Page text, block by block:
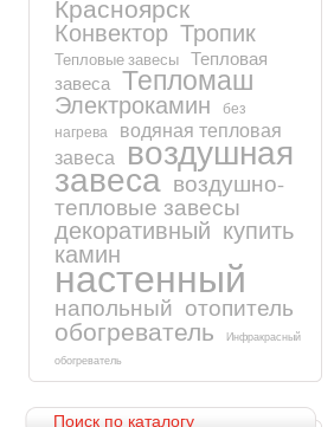
Красноярск
Конвектор Тропик
Тепловые завесы Тепловая
завеса Тепломаш
Электрокамин
без
нагрева
водяная тепловая
завеса воздушная
завеса воздушно-
тепловые завесы
декоративный купить
камин
настенный
напольный отопитель
обогреватель
Инфракрасный
обогреватель
Поиск по каталогу